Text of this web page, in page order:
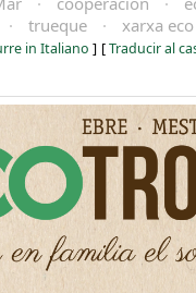
· trueque · xarxa eco
in Italiano ] [Traducir al